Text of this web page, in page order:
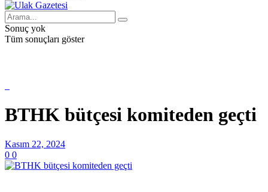
Sonuç yok
Tüm sonuçları göster
BTHK bütçesi komiteden geçti
Kasım 22, 2024
0 0